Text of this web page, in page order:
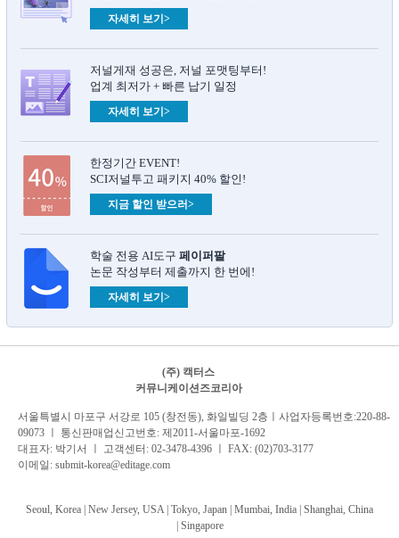
자세히 보기>
저널게재 성공은, 저널 포맷팅부터!
업계 최저가 + 빠른 납기 일정
자세히 보기>
한정기간 EVENT!
SCI저널투고 패키지 40% 할인!
지금 할인 받으러>
학술 전용 AI도구 페이퍼팔
논문 작성부터 제출까지 한 번에!
자세히 보기>
(주) 캑터스
커뮤니케이션즈코리아
서 울특별시 마포구 서강로 105 (창전동), 화일빌딩 2층 ㅣ사업자등록번호:220-88-
09073 ㅣ 통신판매업신고번호: 제2011-서울마포-1692
대표자: 박기서 ㅣ 고객센터: 02-3478-4396 ㅣ FAX: (02)703-3177
이메일: submit-korea@editage.com
Seoul, Korea | New Jersey, USA | Tokyo, Japan | Mumbai, India | Shanghai, China
|Singapore